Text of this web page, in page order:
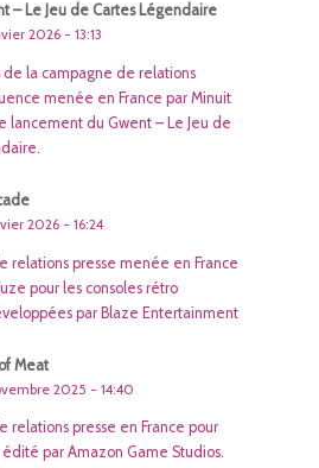
– Le Jeu de Cartes Légendaire
2026 - 13:13
de la campagne de relations
menée en France par Minuit
lancement du Gwent – Le Jeu de
2026 - 16:24
relations presse menée en France
pour les consoles rétro
par Blaze Entertainment
Meat
2025 - 14:40
relations presse en France pour
édité par Amazon Game Studios.